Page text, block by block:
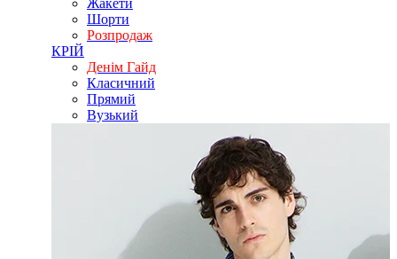
Жакети
Шорти
Розпродаж
КРІЙ
Денім Гайд
Класичний
Прямий
Вузький